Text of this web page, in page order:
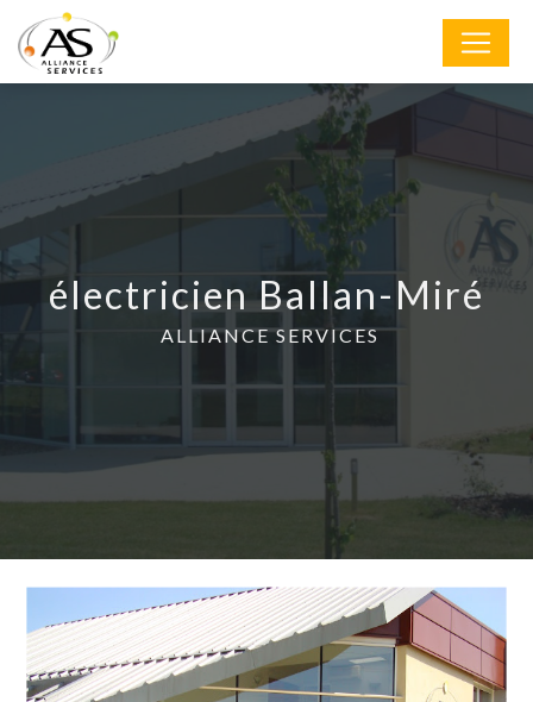
électricien Ballan-Miré
ALLIANCE SERVICES
Panneau de gestion des cookies